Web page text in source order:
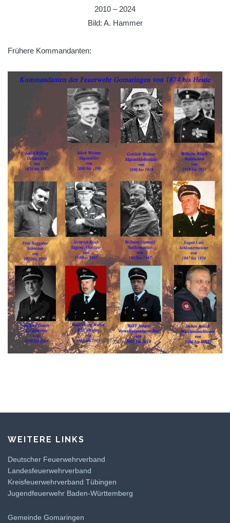
2010 – 2024
Bild: A. Hammer
Frühere Kommandanten:
WEITERE LINKS
Deutscher Feuerwehrverband
Landesfeuerwehrverband
Kreisfeuerwehrverband Tübingen
Jugendfeuerwehr Baden-Württemberg
Gemeinde Gomaringen